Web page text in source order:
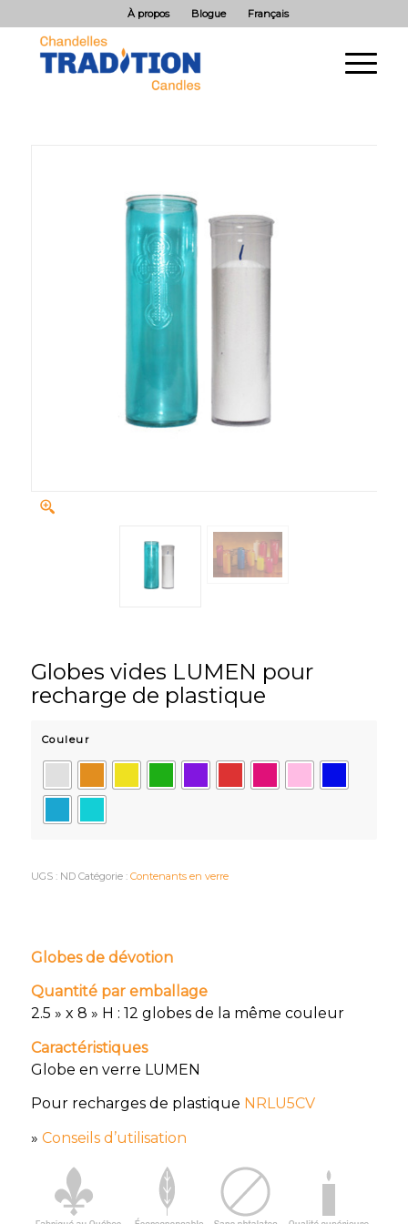
À propos Blogue Français
Globes vides LUMEN pour
recharge de plastique
Couleur
UGS : ND Catégorie : Contenants en verre
Globes de dévotion
Quantité par emballage
2.5 » x 8 » H : 12 globes de la même couleur
Caractéristiques
Globe en verre LUMEN
Pour recharges de plastique NRLU5CV
» Conseils d’utilisation